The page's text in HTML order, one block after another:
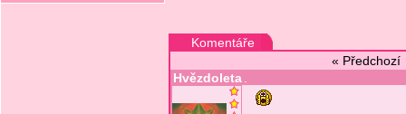
Komentáře
«
Hvězdoleta